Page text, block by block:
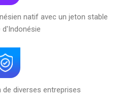
natif avec un jeton stable
d'Indonésie
diverses entreprises